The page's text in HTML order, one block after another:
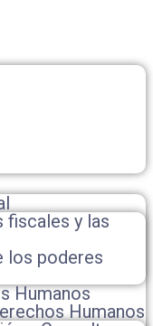
fiscales y las
los poderes
Humanos
Humanos